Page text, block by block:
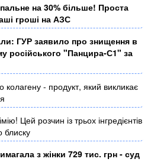
на 30% більше! Проста
гроші на АЗС
ГУР заявило про знищення в
російського "Панцира-С1" за
колагену - продукт, який викликає
Цей розчин із трьох інгредієнтів
блиску
з жінки 729 тис. грн - суд